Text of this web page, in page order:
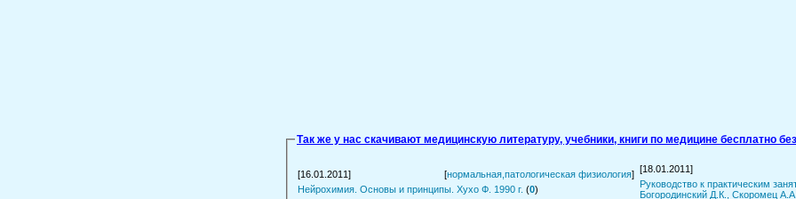
Так же у нас скачивают медицинскую литературу, учебники, книги по медицине бесплатно
[16.01.2011] [нормальная,патологическая физиология]
Нейрохимия. Основы и принципы. Хухо Ф. 1990 г. (0)
[18.01.2011]
Руководство к практическим
Богородинский Д.К., Скоромец А.А.